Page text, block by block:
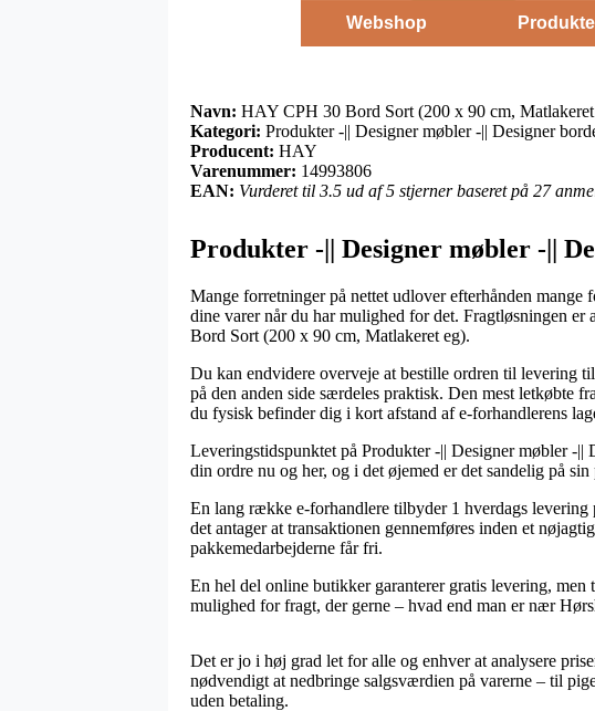
Webshop
Navn: HAY CPH 30 Bord Sort (200 x 90 cm,
Kategori: Produkter -|| Designer møbler -|| Designer
Producent: HAY
Varenummer: 14993806
EAN: Vurderet til 3.5 ud af 5 stjerner baseret på 27
Produkter -|| Designer møbler -||
Mange forretninger på nettet udlover efterhånden
dine varer når du har mulighed for det. Fragtløsningen
Bord Sort (200 x 90 cm, Matlakeret eg).
Du kan endvidere overveje at bestille ordren til levering
på den anden side særdeles praktisk. Den mest letkøbte
du fysisk befinder dig i kort afstand af e-forhandlerens
Leveringstidspunktet på Produkter -|| Designer møbler -
din ordre nu og her, og i det øjemed er det sandelig på
En lang række e-forhandlere tilbyder 1 hverdags
det antager at transaktionen gennemføres inden et
pakkemedarbejderne får fri.
En hel del online butikker garanterer gratis levering,
mulighed for fragt, der gerne – hvad end man er nær
Det er jo i høj grad let for alle og enhver at analysere
nødvendigt at nedbringe salgsværdien på varerne – til
uden betaling.